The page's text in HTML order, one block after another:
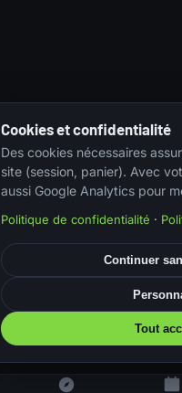
Cookies et confidentialité
Des cookies nécessaires
site (session, panier). Avec
aussi Google Analytics pour
Politique de confidentialité ·
Continuer
Tout